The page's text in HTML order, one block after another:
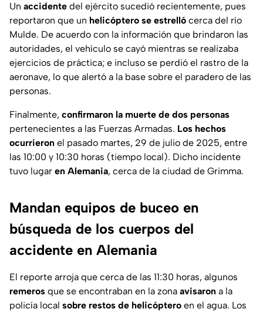
Un accidente del ejército sucedió recientemente, pues
reportaron que un helicóptero se estrelló cerca del río
Mulde. De acuerdo con la información que brindaron las
autoridades, el vehículo se cayó mientras se realizaba
ejercicios de práctica; e incluso se perdió el rastro de la
aeronave, lo que alertó a la base sobre el paradero de las
personas.
Finalmente, confirmaron la muerte de dos personas
pertenecientes a las Fuerzas Armadas. Los hechos
ocurrieron el pasado martes, 29 de julio de 2025, entre
las 10:00 y 10:30 horas (tiempo local). Dicho incidente
tuvo lugar en Alemania, cerca de la ciudad de Grimma.
Mandan equipos de buceo en
búsqueda de los cuerpos del
accidente en Alemania
El reporte arroja que cerca de las 11:30 horas, algunos
remeros que se encontraban en la zona avisaron a la
policía local sobre restos de helicóptero en el agua. Los